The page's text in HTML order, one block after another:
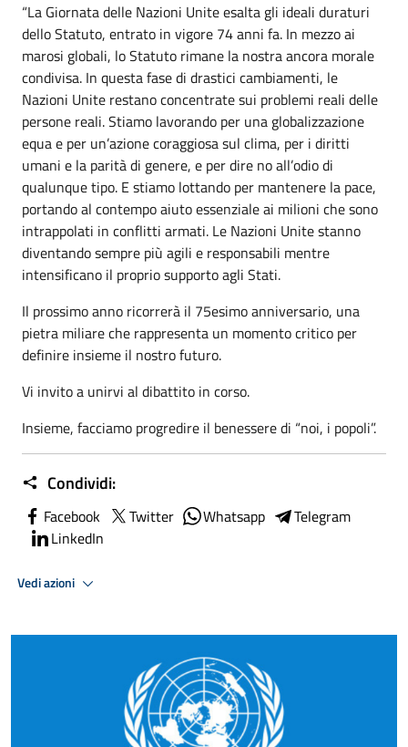
“La Giornata delle Nazioni Unite esalta gli ideali duraturi
dello Statuto, entrato in vigore 74 anni fa. In mezzo ai
marosi globali, lo Statuto rimane la nostra ancora morale
condivisa. In questa fase di drastici cambiamenti, le
Nazioni Unite restano concentrate sui problemi reali delle
persone reali. Stiamo lavorando per una globalizzazione
equa e per un’azione coraggiosa sul clima, per i diritti
umani e la parità di genere, e per dire no all’odio di
qualunque tipo. E stiamo lottando per mantenere la pace,
portando al contempo aiuto essenziale ai milioni che sono
intrappolati in conflitti armati. Le Nazioni Unite stanno
diventando sempre più agili e responsabili mentre
intensificano il proprio supporto agli Stati.
Il prossimo anno ricorrerà il 75esimo anniversario, una
pietra miliare che rappresenta un momento critico per
definire insieme il nostro futuro.
Vi invito a unirvi al dibattito in corso.
Insieme, facciamo progredire il benessere di “noi, i popoli”.
Condividi:
Facebook Twitter Whatsapp
Telegram
LinkedIn
Vedi azioni